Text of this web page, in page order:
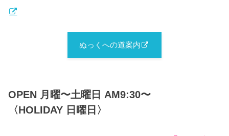
ぬっくへの道案内
OPEN 月曜〜土曜日 AM9:30〜
〈HOLIDAY 日曜日〉